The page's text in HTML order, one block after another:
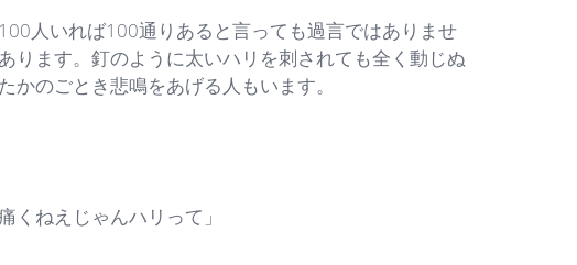
人いれば100通りあると言っても過言ではありませ
ります。釘のように太いハリを刺されても全く動じぬ
のごとき悲鳴をあげる人もいます。
ねえじゃんハリって」